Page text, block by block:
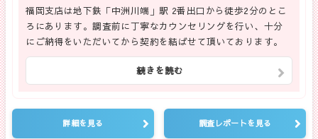
福岡支店は地下鉄「中洲川端」駅 2番出口から徒歩2分のとこ
ろにあります。調査前に丁寧なカウンセリングを行い、十分
にご納得をいただいてから契約を結ばせて頂いております。
続きを読む
詳細を見る 調査レポートを見る